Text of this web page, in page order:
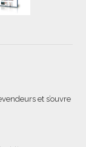
et s’ouvre